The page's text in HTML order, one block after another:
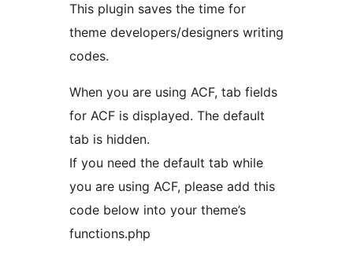
This plugin saves the time for
theme developers/designers writing
codes.
When you are using ACF, tab fields
for ACF is displayed. The default
tab is hidden.
If you need the default tab while
you are using ACF, please add this
code below into your theme’s
functions.php